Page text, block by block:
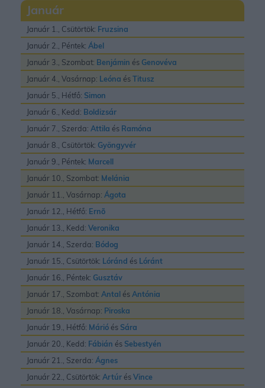
Január
Január 1., Csütörtök: Fruzsina
Január 2., Péntek: Ábel
Január 3., Szombat: Benjámin és Genovéva
Január 4., Vasárnap: Leóna ésTitusz
Január 5., Hétfő: Simon
Január 6., Kedd: Boldizsár
Január 7., Szerda: Attila és Ramóna
Január 8., Csütörtök: Gyöngyvér
Január 9., Péntek: Marcell
Január 10., Szombat: Melánia
Január 11., Vasárnap: Ágota
Január 12., Hétfő: Ernõ
Január 13., Kedd: Veronika
Január 14., Szerda: Bódog
Január 15., Csütörtök: Lóránd és Lóránt
Január 16., Péntek: Gusztáv
Január 17., Szombat: Antal ésAntónia
Január 18., Vasárnap: Piroska
Január 19., Hétfő: Márió és Sára
Január 20., Kedd: Fábián és Sebestyén
Január 21., Szerda: Ágnes
Január 22., Csütörtök: Artúr ésVince